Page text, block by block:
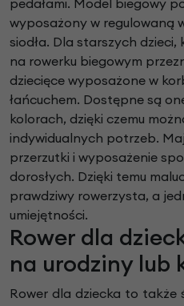
pedałami. Model biegowy
wyposażony w regulowaną
siodła. Dla starszych
na rowerku biegowym
dziecięce wyposażone w
łańcuchem. Dostępne są
kolorach, dzięki czemu
indywidualnych potrzeb.
przerzutki i wyposażenie
dorosłych. Dzięki temu
prawdziwy rowerzysta, a
umiejętności.
Rower dla
na urodziny lub
Rower dla dziecka to także